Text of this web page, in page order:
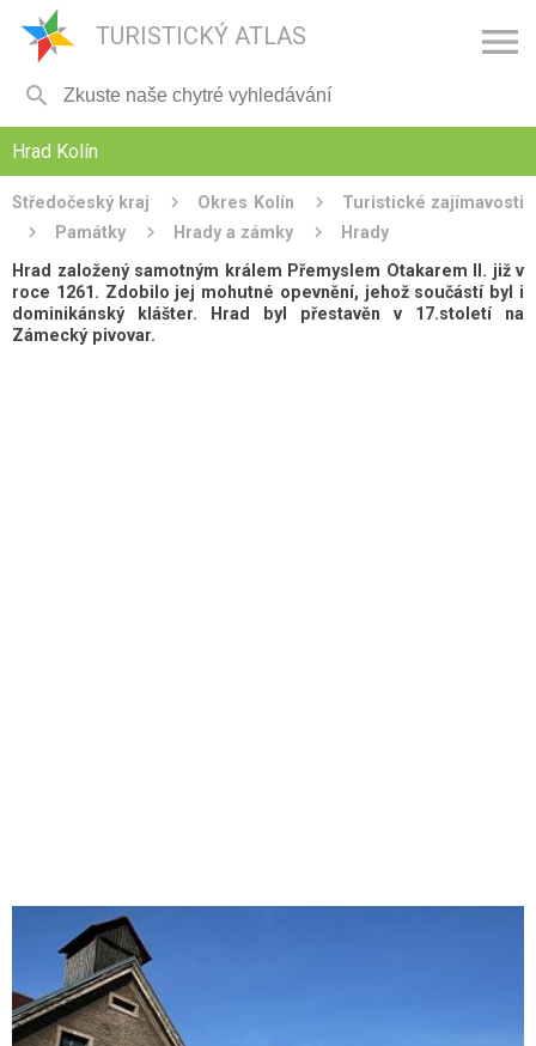
TURISTICKÝ ATLAS 

Hrad Kolín
Středočeský kraj Okres Kolín
Turistické zajímavosti
Památky
Hrady a zámky
Hrady
Hrad založený samotným králem Přemyslem Otakarem II. již v
roce 1261. Zdobilo jej mohutné opevnění, jehož součástí byl i
dominikánský klášter. Hrad byl přestavěn v 17.století na
Zámecký pivovar.